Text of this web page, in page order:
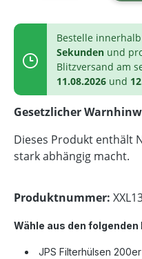
Bestelle
Sekunden und
Blitzversand am
11.08.2026 und
Gesetzlicher
Dieses Produkt enthält
stark abhängig macht.
Produktnummer:
Wähle aus den folgenden
JPS Filterhülsen 200er